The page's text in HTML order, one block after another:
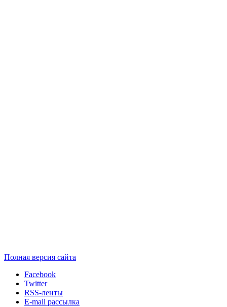
Полная версия сайта
Facebook
Twitter
RSS-ленты
E-mail рассылка